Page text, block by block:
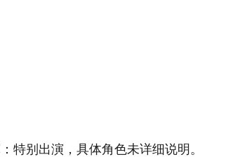
特别出演，具体角色未详细说明。